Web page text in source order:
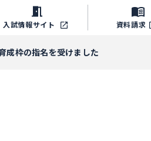
入試情報サイト 資料請求
成枠の指名を受けました